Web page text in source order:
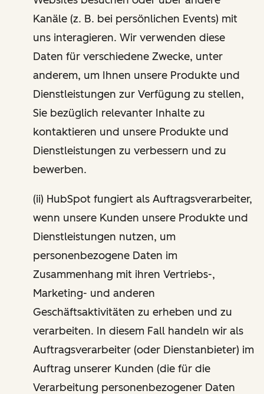
Kanäle (z. B. bei persönlichen Events) mit
uns interagieren. Wir verwenden diese
Daten für verschiedene Zwecke, unter
anderem, um Ihnen unsere Produkte und
Dienstleistungen zur Verfügung zu stellen,
Sie bezüglich relevanter Inhalte zu
kontaktieren und unsere Produkte und
Dienstleistungen zu verbessern und zu
bewerben.
(ii) HubSpot fungiert als Auftragsverarbeiter,
wenn unsere Kunden unsere Produkte und
Dienstleistungen nutzen, um
personenbezogene Daten im
Zusammenhang mit ihren Vertriebs-,
Marketing- und anderen
Geschäftsaktivitäten zu erheben und zu
verarbeiten. In diesem Fall handeln wir als
Auftragsverarbeiter (oder Dienstanbieter) im
Auftrag unserer Kunden (die für die
Verarbeitung personenbezogener Daten